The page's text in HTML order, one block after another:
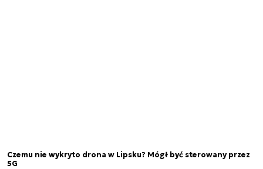
Czemu nie wykryto drona w Lipsku? Mógł być sterowany przez
5G